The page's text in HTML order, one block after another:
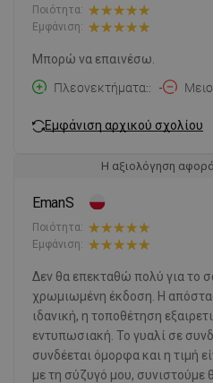
Ποιότητα:
Εμφάνιση:
Μπορώ να επαινέσω.
Πλεονεκτήματα:
-
Εμφάνιση αρχικού σχολίου
Η αξιολόγηση
EmanS
Ποιότητα:
Εμφάνιση:
Δεν θα επεκταθώ πολύ για το
χρωμιωμένη έκδοση. Η
ιδανική, η τοποθέτηση
εντυπωσιακή. Το γυαλί σε
συνδέεται όμορφα και η τιμή
με τη σύζυγό μου, συνιστούμε